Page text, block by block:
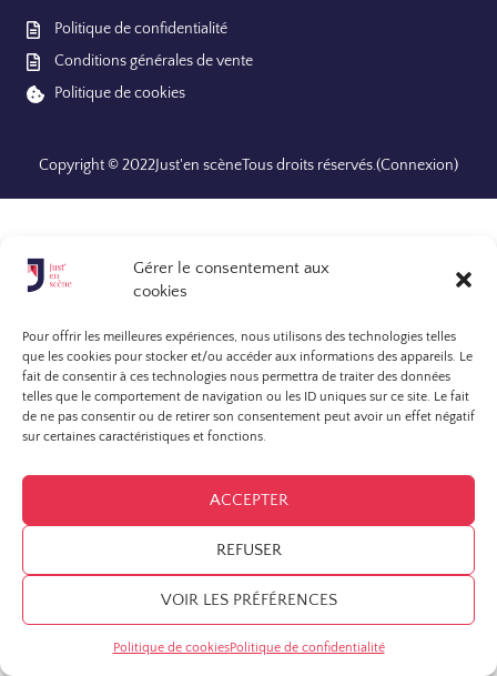
Gérer le consentement aux
cookies
Pour offrir les meilleures expériences, nous utilisons des technologies telles
que les cookies pour stocker et/ou accéder aux informations des appareils. Le
fait de consentir à ces technologies nous permettra de traiter des données
telles que le comportement de navigation ou les ID uniques sur ce site. Le fait
de ne pas consentir ou de retirer son consentement peut avoir un effet négatif
sur certaines caractéristiques et fonctions.
ACCEPTER
REFUSER
VOIR LES PRÉFÉRENCES
Politique de cookiesPolitique de confidentialité
Politique de confidentialité
Conditions générales de vente
Politique de cookies
Copyright © 2022Just'en scèneTous droits réservés.(Connexion)